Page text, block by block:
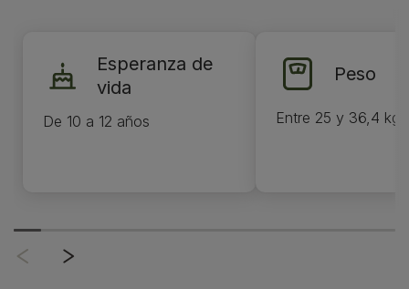
Esperanza de
vida
De 10 a 12 años
Peso
Entre 25 y 36,4 kg